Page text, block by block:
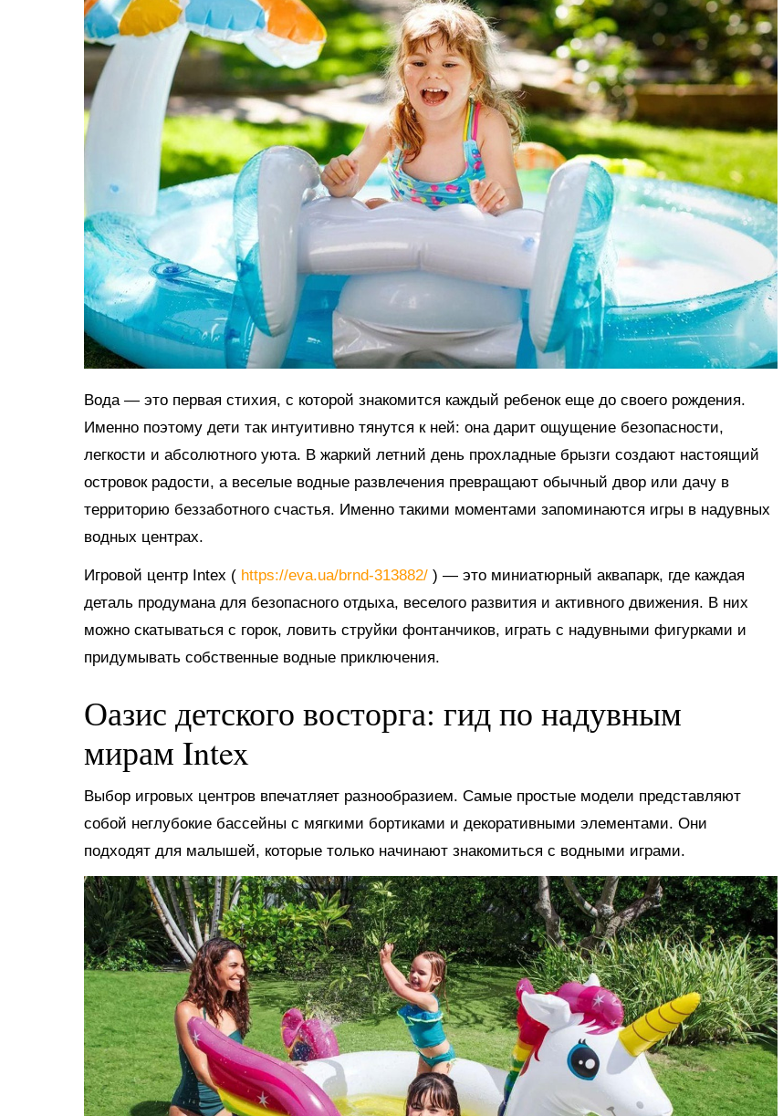
Вода — это первая стихия, с которой знакомится каждый ребенок еще до своего рождения.
Именно поэтому дети так интуитивно тянутся к ней: она дарит ощущение безопасности,
легкости и абсолютного уюта. В жаркий летний день прохладные брызги создают настоящий
островок радости, а веселые водные развлечения превращают обычный двор или дачу в
территорию беззаботного счастья. Именно такими моментами запоминаются игры в надувных
водных центрах.
Игровой центр Intex ( https://eva.ua/brnd-313882/ ) — это миниатюрный аквапарк, где каждая
деталь продумана для безопасного отдыха, веселого развития и активного движения. В них
можно скатываться с горок, ловить струйки фонтанчиков, играть с надувными фигурками и
придумывать собственные водные приключения.
Оазис детского восторга: гид по надувным
мирам Intex
Выбор игровых центров впечатляет разнообразием. Самые простые модели представляют
собой неглубокие бассейны с мягкими бортиками и декоративными элементами. Они
подходят для малышей, которые только начинают знакомиться с водными играми.